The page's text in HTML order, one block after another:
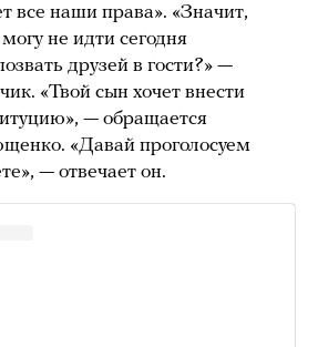
все наши права». «Значит,
не идти сегодня
друзей в гости?» —
«Твой сын хочет внести
— обращается
«Давай проголосуем
— отвечает он.